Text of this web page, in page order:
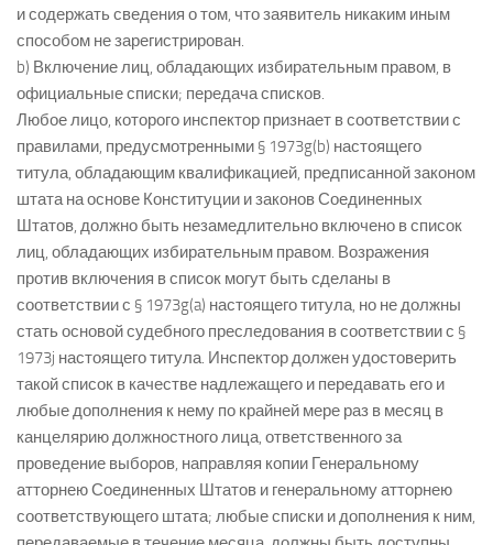
и содержать сведения о том, что заявитель никаким иным
способом не зарегистрирован.
b) Включение лиц, обладающих избирательным правом, в
официальные списки; передача списков.
Любое лицо, которого инспектор признает в соответствии с
правилами, предусмотренными § 1973g(b) настоящего
титула, обладающим квалификацией, предписанной законом
штата на основе Конституции и законов Соединенных
Штатов, должно быть незамедлительно включено в список
лиц, обладающих избирательным правом. Возражения
против включения в список могут быть сделаны в
соответствии с § 1973g(a) настоящего титула, но не должны
стать основой судебного преследования в соответствии с §
1973j настоящего титула. Инспектор должен удостоверить
такой список в качестве надлежащего и передавать его и
любые дополнения к нему по крайней мере раз в месяц в
канцелярию должностного лица, ответственного за
проведение выборов, направляя копии Генеральному
атторнею Соединенных Штатов и генеральному атторнею
соответствующего штата; любые списки и дополнения к ним,